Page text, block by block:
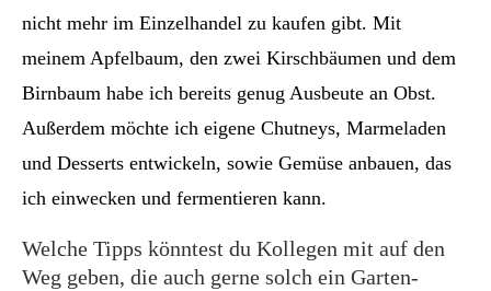
nicht mehr im Einzelhandel zu kaufen gibt. Mit
meinem Apfelbaum, den zwei Kirschbäumen und dem
Birnbaum habe ich bereits genug Ausbeute an Obst.
Außerdem möchte ich eigene Chutneys, Marmeladen
und Desserts entwickeln, sowie Gemüse anbauen, das
ich einwecken und fermentieren kann.
Welche Tipps könntest du Kollegen mit auf den
Weg geben, die auch gerne solch ein Garten-